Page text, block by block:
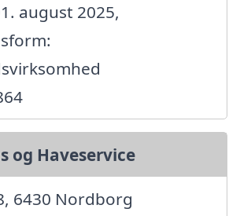
august 2025,
og Haveservice
6430 Nordborg